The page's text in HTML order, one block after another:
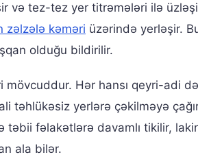
və tez-tez yer titrəmələri ilə
zəlzələ kəməri üzərində yerləşir.
olduğu bildirilir.
mövcuddur. Hər hansı qeyri-adi
yerlərə çəkilməyə
fəlakətlərə davamlı tikilir,
ala bilər.